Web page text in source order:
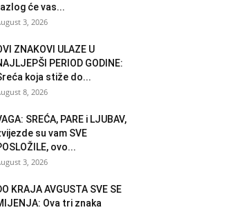
će vas...
3, 2026
ZNAKOVI ULAZE U
PERIOD GODINE:
koja stiže do...
8, 2026
SREĆA, PARE i LJUBAV,
su vam SVE
ovo...
3, 2026
KRAJA AVGUSTA SVE SE
Ova tri znaka